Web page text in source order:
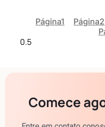
Página1 Página2
Comece